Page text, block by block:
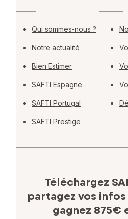
Qui sommes-nous ?
Notre actualité
Bien Estimer
SAFTI Espagne
SAFTI Portugal
SAFTI Prestige
Téléchargez
partagez vos
gagnez 875€